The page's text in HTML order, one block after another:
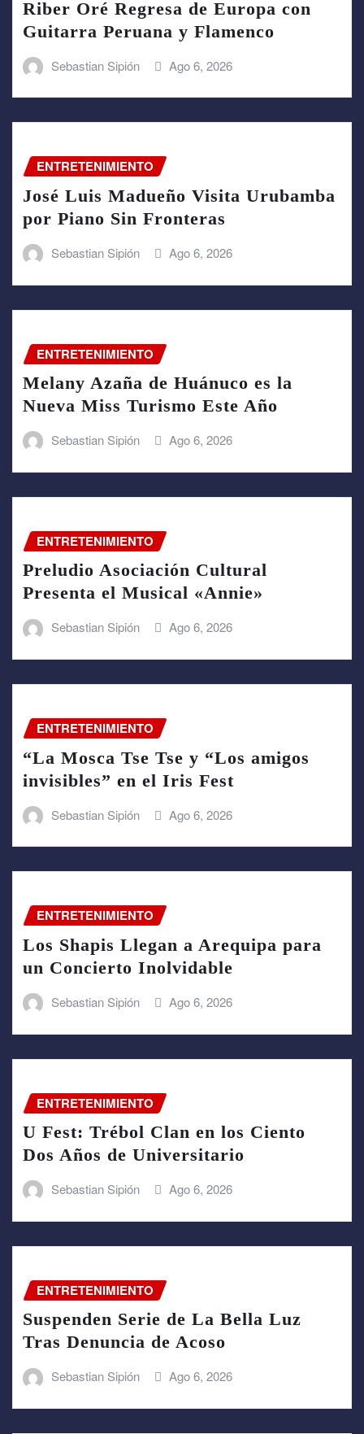
Riber Oré Regresa de Europa con
Guitarra Peruana y Flamenco
Sebastian Sipión Ago 6, 2026
ENTRETENIMIENTO
José Luis Madueño Visita Urubamba
por Piano Sin Fronteras
Sebastian Sipión Ago 6, 2026
ENTRETENIMIENTO
Melany Azaña de Huánuco es la
Nueva Miss Turismo Este Año
Sebastian Sipión Ago 6, 2026
ENTRETENIMIENTO
Preludio Asociación Cultural
Presenta el Musical «Annie»
Sebastian Sipión Ago 6, 2026
ENTRETENIMIENTO
“La Mosca Tse Tse y “Los amigos
invisibles” en el Iris Fest
Sebastian Sipión Ago 6, 2026
ENTRETENIMIENTO
Los Shapis Llegan a Arequipa para
un Concierto Inolvidable
Sebastian Sipión Ago 6, 2026
ENTRETENIMIENTO
U Fest: Trébol Clan en los Ciento
Dos Años de Universitario
Sebastian Sipión Ago 6, 2026
ENTRETENIMIENTO
Suspenden Serie de La Bella Luz
Tras Denuncia de Acoso
Sebastian Sipión Ago 6, 2026